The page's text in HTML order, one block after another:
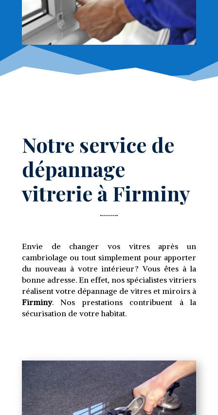
Notre service de
dépannage
vitrerie à Firminy
Envie de changer vos vitres après un
cambriolage ou tout simplement pour apporter
du nouveau à votre intérieur ? Vous êtes à la
bonne adresse. En effet, nos spécialistes vitriers
réalisent votre dépannage de vitres et miroirs à
Firminy. Nos prestations contribuent à la
sécurisation de votre habitat.